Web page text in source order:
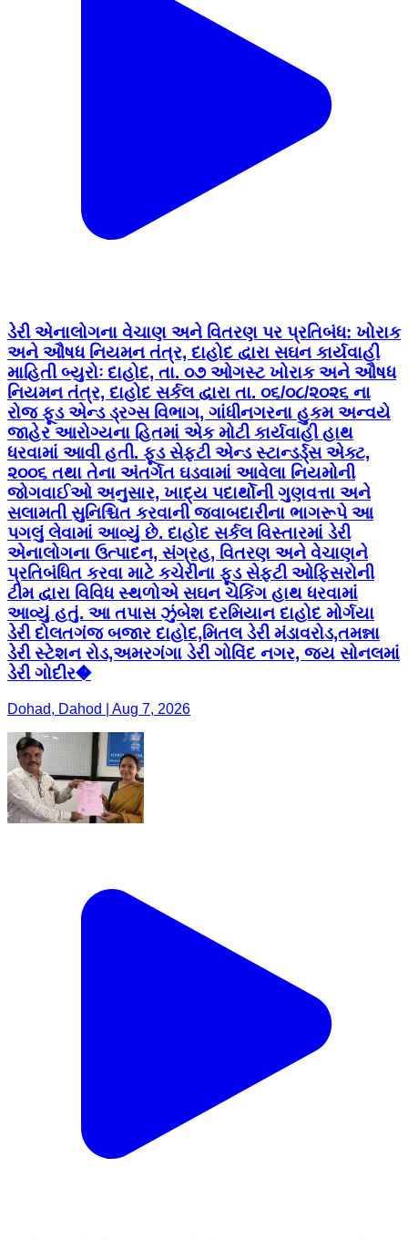
ડેરી એનાલોગના વેચાણ અને વિતરણ પર પ્રતિબંધ: ખોરાક
અને ઔષધ નિયમન તંત્ર, દાહોદ દ્વારા સઘન કાર્યવાહી
માહિતી બ્યુરોઃ દાહોદ, તા. ૦૭ ઓગસ્ટ ખોરાક અને ઔષધ
નિયમન તંત્ર, દાહોદ સર્કલ દ્વારા તા. ૦૬/૦૮/૨૦૨૬ ના
રોજ ફૂડ એન્ડ ડ્રગ્સ વિભાગ, ગાંધીનગરના હુકમ અન્વયે
જાહેર આરોગ્યના હિતમાં એક મોટી કાર્યવાહી હાથ
ધરવામાં આવી હતી. ફૂડ સેફ્ટી એન્ડ સ્ટાન્ડર્ડ્સ એક્ટ,
૨૦૦૬ તથા તેના અંતર્ગત ઘડવામાં આવેલા નિયમોની
જોગવાઈઓ અનુસાર, ખાદ્ય પદાર્થોની ગુણવત્તા અને
સલામતી સુનિશ્ચિત કરવાની જવાબદારીના ભાગરૂપે આ
પગલું લેવામાં આવ્યું છે. દાહોદ સર્કલ વિસ્તારમાં ડેરી
એનાલોગના ઉત્પાદન, સંગ્રહ, વિતરણ અને વેચાણને
પ્રતિબંધિત કરવા માટે કચેરીના ફૂડ સેફ્ટી ઓફિસરોની
ટીમ દ્વારા વિવિધ સ્થળોએ સઘન ચેકિંગ હાથ ધરવામાં
આવ્યું હતું. આ તપાસ ઝુંબેશ દરમિયાન દાહોદ મોર્ગયા
ડેરી દોલતગંજ બજાર દાહોદ,મિતલ ડેરી મંડાવરોડ,તમન્ના
ડેરી સ્ટેશન રોડ,અમરગંગા ડેરી ગોવિંદ નગર, જય સોનલમાં
ડેરી ગોદીર�
Dohad, Dahod | Aug 7, 2026